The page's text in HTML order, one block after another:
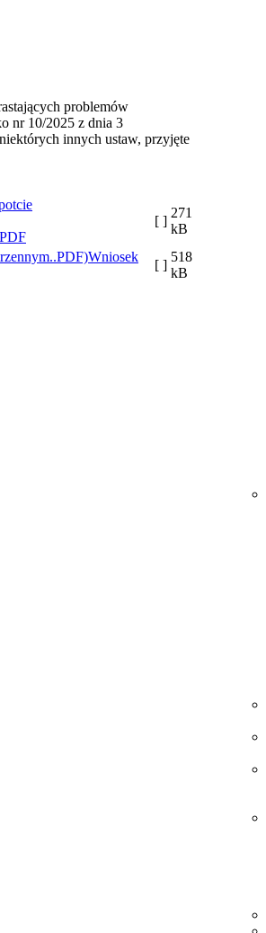
problemów
nr 10/2025 z dnia 3
innych ustaw, przyjęte
[ ]
271
kB
Wniosek
[ ]
518
kB